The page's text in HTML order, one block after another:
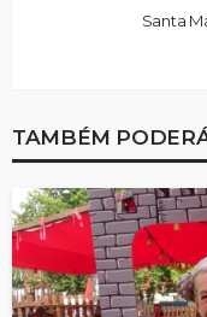
Santa
TAMBÉM